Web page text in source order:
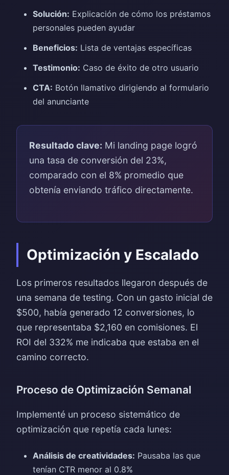
Solución: Explicación de cómo los préstamos
personales pueden ayudar
Beneficios: Lista de ventajas específicas
Testimonio: Caso de éxito de otro usuario
CTA: Botón llamativo dirigiendo al formulario
del anunciante
Resultado clave: Mi landing page logró
una tasa de conversión del 23%,
comparado con el 8% promedio que
obtenía enviando tráfico directamente.
Optimización y Escalado
Los primeros resultados llegaron después de
una semana de testing. Con un gasto inicial de
$500, había generado 12 conversiones, lo
que representaba $2,160 en comisiones. El
ROI del 332% me indicaba que estaba en el
camino correcto.
Proceso de Optimización Semanal
Implementé un proceso sistemático de
optimización que repetía cada lunes:
Análisis de creatividades: Pausaba las que
tenían CTR menor al 0.8%